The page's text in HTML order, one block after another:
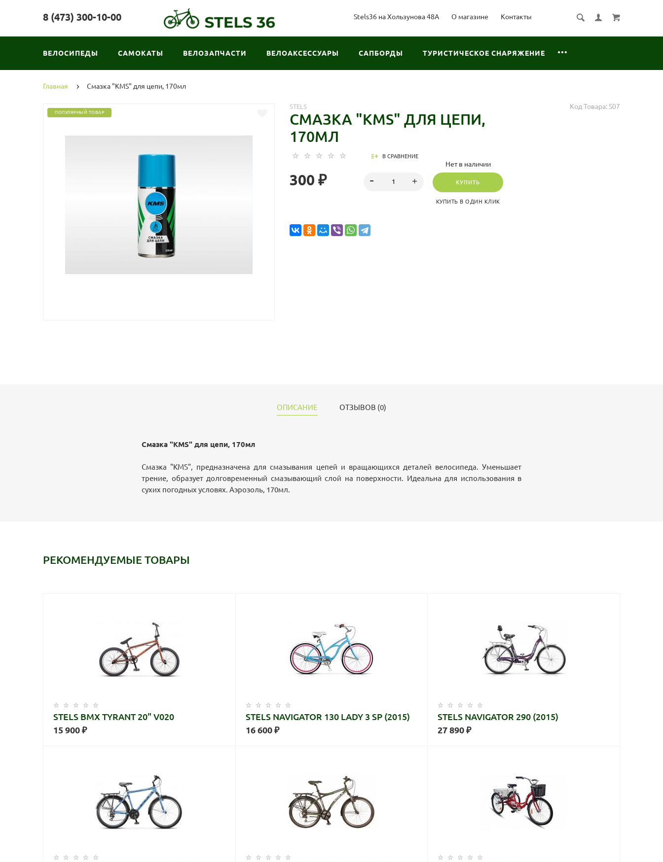
8 (473) 300-10-00 Stels36 на Хользунова 48А О магазине Контакты
ВЕЛОСИПЕДЫ САМОКАТЫ ВЕЛОЗАПЧАСТИ ВЕЛОАКСЕССУАРЫ САПБОРДЫ ТУРИСТИЧЕСКОЕ СНАРЯЖЕНИЕ
Главная Смазка "KMS" для цепи, 170мл
ПОПУЛЯРНЫЙ ТОВАР
Код Товара: S07
STELS
СМАЗКА "KMS" ДЛЯ ЦЕПИ,
170МЛ
В СРАВНЕНИЕ
300 ₽
Нет в наличии
КУПИТЬ
КУПИТЬ В ОДИН КЛИК
ОПИСАНИЕ ОТЗЫВОВ (0)
Смазка "KMS" для цепи, 170мл
Смазка "KMS", предназначена для смазывания цепей и вращающихся деталей велосипеда. Уменьшает
трение, образует долговременный смазывающий слой на поверхности. Идеальна для использования в
сухих погодных условях. Аэрозоль, 170мл.
РЕКОМЕНДУЕМЫЕ ТОВАРЫ
STELS BMX TYRANT 20" V020
15 900 ₽
STELS NAVIGATOR 130 LADY 3 SP (2015)
16 600 ₽
STELS NAVIGATOR 290 (2015)
27 890 ₽